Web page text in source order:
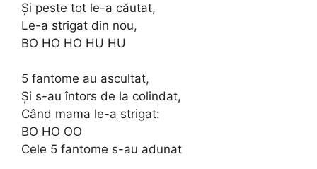
Și peste tot le-a căutat,
Le-a strigat din nou,
BO HO HO HU HU
5 fantome au ascultat,
Și s-au întors de la colindat,
Când mama le-a strigat:
BO HO OO
Cele 5 fantome s-au adunat